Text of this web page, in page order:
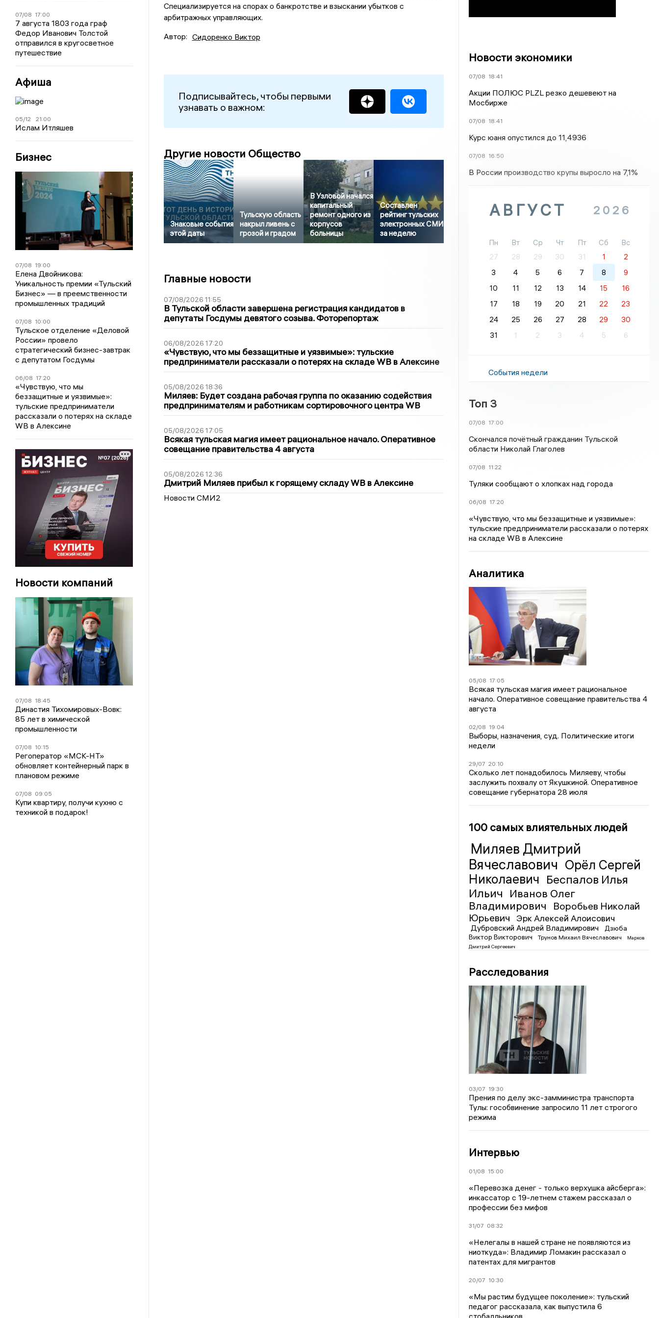
07/08 17:00
7 августа 1803 года граф
Федор Иванович Толстой
отправился в кругосветное
путешествие
Афиша
05/12 21:00
Ислам Итляшев
Бизнес
07/08 19:00
Елена Двойникова:
Уникальность премии «Тульский
Бизнес» — в преемственности
промышленных традиций
07/08 10:00
Тульское отделение «Деловой
России» провело
стратегический бизнес-завтрак
с депутатом Госдумы
06/08 17:20
«Чувствую, что мы
беззащитные и уязвимые»:
тульские предприниматели
рассказали о потерях на складе
WB в Алексине
Новости компаний
07/08 18:45
Династия Тихомировых-Вовк:
85 лет в химической
промышленности
07/08 10:15
Регоператор «МСК-НТ»
обновляет контейнерный парк в
плановом режиме
07/08 09:05
Купи квартиру, получи кухню с
техникой в подарок!
Специализируется на спорах о банкротстве и взыскании убытков с
арбитражных управляющих.
Автор: Сидоренко Виктор
Подписывайтесь, чтобы первыми
узнавать о важном:
Другие новости Общество
Знаковые события
этой даты
Тульскую область
накрыл ливень с
грозой и градом
В Узловой начался
капитальный
ремонт одного из
корпусов
больницы
Составлен
рейтинг тульских
электронных СМИ
за неделю
Главные новости
07/08/2026 11:55
В Тульской области завершена регистрация кандидатов в
депутаты Госдумы девятого созыва. Фоторепортаж
06/08/2026 17:20
«Чувствую, что мы беззащитные и уязвимые»: тульские
предприниматели рассказали о потерях на складе WB в Алексине
05/08/2026 18:36
Миляев: Будет создана рабочая группа по оказанию содействия
предпринимателям и работникам сортировочного центра WB
05/08/2026 17:05
Всякая тульская магия имеет рациональное начало. Оперативное
совещание правительства 4 августа
05/08/2026 12:36
Дмитрий Миляев прибыл к горящему складу WB в Алексине
Новости СМИ2
Новости экономики
07/08 18:41
Акции ПОЛЮС PLZL резко дешевеют на
Мосбирже
07/08 18:41
Курс юаня опустился до 11,4936
07/08 16:50
В России производство крупы выросло на 7,1%
АВГУСТ 2026
Пн Вт Ср Чт Пт Сб
Вс
27
28 29 30 31 1
2
3
4 5 6 7 8
9
10
11 12 13 14 15
16
17
18 19 20 21 22
23
24
25 26 27 28 29
30
31
1 2 3 4 5 6
События недели
Топ 3
07/08 17:00
Скончался почётный гражданин Тульской
области Николай Глаголев
07/08 11:22
Туляки сообщают о хлопках над города
06/08 17:20
«Чувствую, что мы беззащитные и уязвимые»:
тульские предприниматели рассказали о потерях
на складе WB в Алексине
Аналитика
05/08 17:05
Всякая тульская магия имеет рациональное
начало. Оперативное совещание правительства 4
августа
02/08 19:04
Выборы, назначения, суд. Политические итоги
недели
29/07 20:10
Сколько лет понадобилось Миляеву, чтобы
заслужить похвалу от Якушкиной. Оперативное
совещание губернатора 28 июля
100 самых влиятельных людей
Миляев Дмитрий
Вячеславович Орёл Сергей
Николаевич Беспалов Илья
Ильич
Иванов Олег
Владимирович
Воробьев Николай
Юрьевич
Эрк Алексей Алоисович
Дубровский Андрей Владимирович
Дзюба
Виктор Викторович
Трунов Михаил Вячеславович
Марков
Дмитрий Сергеевич
Расследования
03/07 19:30
Прения по делу экс-замминистра транспорта
Тулы: гособвинение запросило 11 лет строгого
режима
Интервью
01/08 15:00
«Перевозка денег - только верхушка айсберга»:
инкассатор с 19-летнем стажем рассказал о
профессии без мифов
31/07 08:32
«Нелегалы в нашей стране не появляются из
ниоткуда»: Владимир Ломакин рассказал о
патентах для мигрантов
20/07 10:30
«Мы растим будущее поколение»: тульский
педагог рассказала, как выпустила 6
стобалльников